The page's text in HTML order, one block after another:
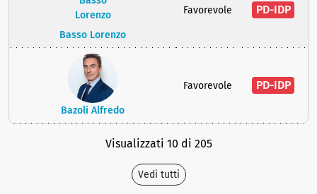
Basso Lorenzo
Favorevole PD-IDP
Bazoli Alfredo
Favorevole PD-IDP
Visualizzati 10 di 205
Vedi tutti